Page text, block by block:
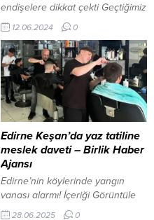
endişelere dikkat çekti Geçtiğimiz
günlerde yapılan Avrupa
Parlamentosu (AP) seçimlerinin
sonuçları, Avrupa’da ‘aşırı sağ’ın
yükselişine yönelik endişeleri
beraberinde getirdi. AP seçim
sonuçlarını değerlendiren AK
Parti Bingöl Milletvekili, TBMM
Sağlık, Aile, Çalışma ve Sosyal
İşler Komisyonu Üyesi, aynı
zamanda Türkiye-Tanzanya
Parlamentolararası Dostluk
Grubu Başkanı Zeki Korkutata,
seçimler...
12.06.2024 0
Edirne Keşan’da yaz tatiline
meslek daveti – Birlik Haber
Ajansı
Edirne’nin köylerinde yangın
vanası alarmı! İçeriği Görüntüle
KARS-BHA Gezer, anne ve
28.06.2025 0